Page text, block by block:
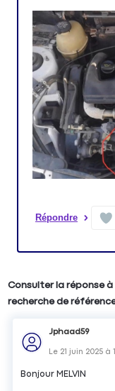
Répondre
Consulter la réponse
recherche de
Jphaad59
Le 21 juin 2025 à
Bonjour MELVIN